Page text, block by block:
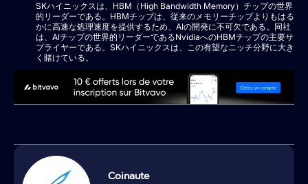
SKハイニックスは、HBM（High Bandwidth Memory）チップの世界
的リーダーである。HBMチップは、従来のメモリーチップよりもはる
かに高速な処理速度を提供するため、AIの開発に不可欠である。同社
は、AIチップの世界的リーダーであるNvidiaへのHBMチップの主要サ
プライヤーである。SKハイニックスは、この有望なニッチ分野に大き
く賭けている。
Coinaute